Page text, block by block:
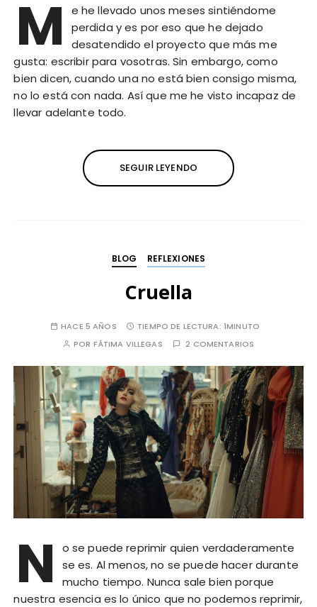
M
e he llevado unos meses sintiéndome
perdida y es por eso que he dejado
desatendido el proyecto que más me
gusta: escribir para vosotras. Sin embargo, como
bien dicen, cuando una no está bien consigo misma,
no lo está con nada. Así que me he visto incapaz de
llevar adelante todo.
SEGUIR LEYENDO
BLOG REFLEXIONES
Cruella
HACE 5 AÑOS TIEMPO DE LECTURA: 1MINUTO
POR FÁTIMA VILLEGAS 2 COMENTARIOS
N
o se puede reprimir quien verdaderamente
se es. Al menos, no se puede hacer durante
mucho tiempo. Nunca sale bien porque
nuestra esencia es lo único que no podemos reprimir,